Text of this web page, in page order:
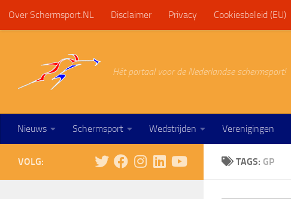
Doorgaan naar inhoud
Over Schermsport.NL Disclaimer Privacy Cookiesbeleid (EU)
Hét portaal voor de Nederlandse schermsport!
Nieuws Schermsport Wedstrijden Verenigingen
TAGS: GP
VOLG: